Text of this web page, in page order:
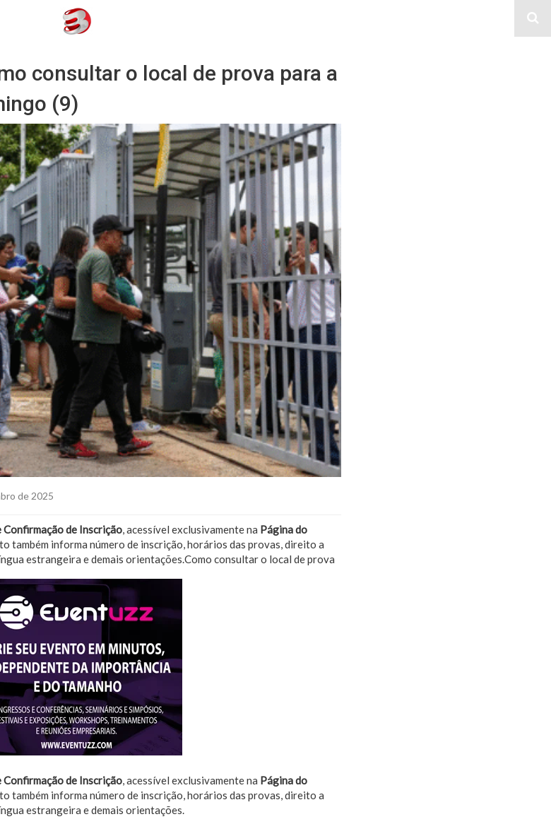
consultar o local de prova para a
(9)
de 2025
Confirmação de Inscrição, acessível exclusivamente na Página do
também informa número de inscrição, horários das provas, direito a
estrangeira e demais orientações.Como consultar o local de prova
Confirmação de Inscrição, acessível exclusivamente na Página do
também informa número de inscrição, horários das provas, direito a
estrangeira e demais orientações.